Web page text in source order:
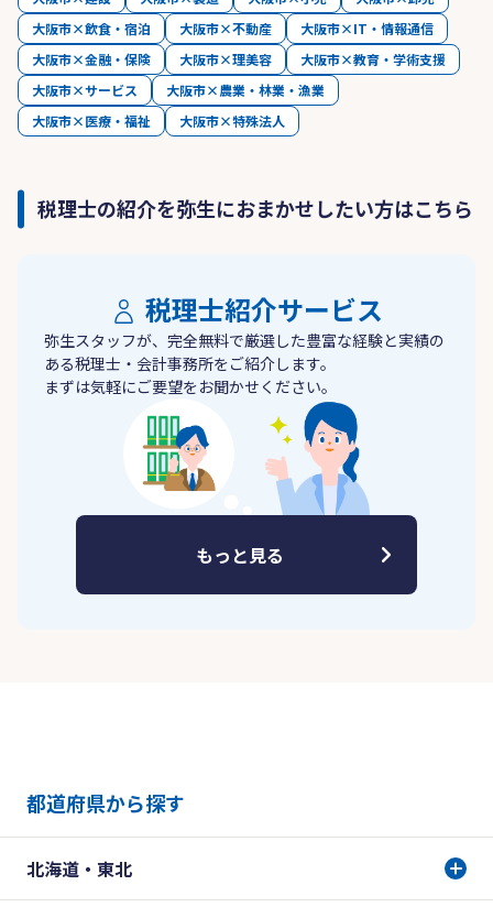
大阪市×飲食・宿泊
大阪市×不動産
大阪市×IT・情報通信
大阪市×金融・保険
大阪市×理美容
大阪市×教育・学術支援
大阪市×サービス
大阪市×農業・林業・漁業
大阪市×医療・福祉
大阪市×特殊法人
税理士の紹介を弥生におまかせしたい方はこちら
税理士紹介サービス
弥生スタッフが、完全無料で厳選した豊富な経験と実績の
ある税理士・会計事務所をご紹介します。
まずは気軽にご要望をお聞かせください。
もっと見る
都道府県から探す
北海道・東北